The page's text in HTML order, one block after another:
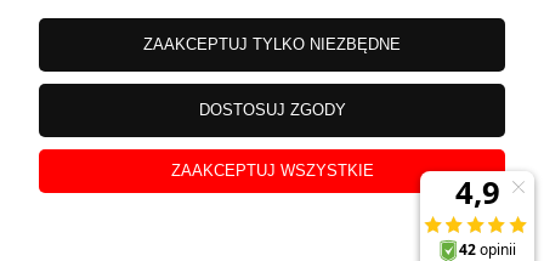
INFORMACJE
INSTRUKCJE
O NAS
ZAAKCEPTUJ TYLKO NIEZBĘDNE
DOSTOSUJ ZGODY
ZAAKCEPTUJ WSZYSTKIE